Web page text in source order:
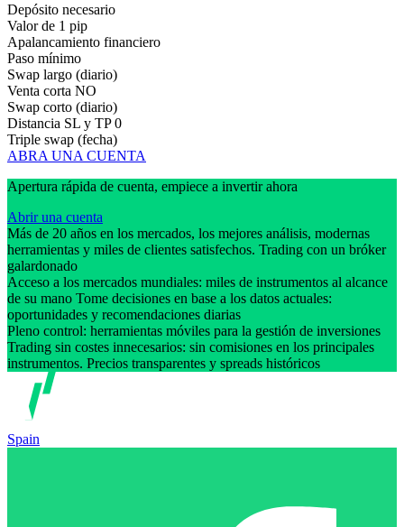
Depósito necesario
Valor de 1 pip
Apalancamiento financiero
Paso mínimo
Swap largo (diario)
Venta corta NO
Swap corto (diario)
Distancia SL y TP 0
Triple swap (fecha)
ABRA UNA CUENTA
Apertura rápida de cuenta, empiece a invertir ahora
Abrir una cuenta
Más de 20 años en los mercados, los mejores análisis, modernas
herramientas y miles de clientes satisfechos. Trading con un bróker
galardonado
Acceso a los mercados mundiales: miles de instrumentos al alcance
de su mano Tome decisiones en base a los datos actuales:
oportunidades y recomendaciones diarias
Pleno control: herramientas móviles para la gestión de inversiones
Trading sin costes innecesarios: sin comisiones en los principales
instrumentos. Precios transparentes y spreads históricos
Spain